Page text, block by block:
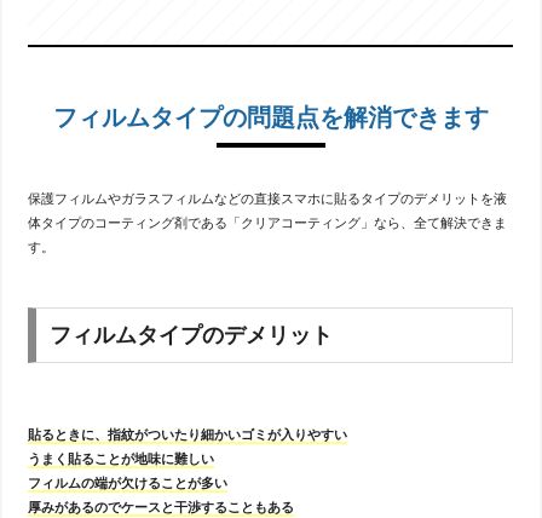
フィルムタイプの問題点を解消できます
保護フィルムやガラスフィルムなどの直接スマホに貼るタイプのデメリットを液
体タイプのコーティング剤である「クリアコーティング」なら、全て解決できま
す。
フィルムタイプのデメリット
貼るときに、指紋がついたり細かいゴミが入りやすい
うまく貼ることが地味に難しい
フィルムの端が欠けることが多い
厚みがあるのでケースと干渉することもある